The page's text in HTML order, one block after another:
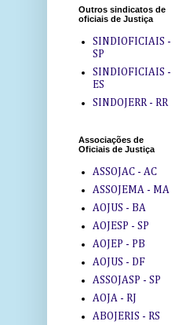
Outros sindicatos de
oficiais de Justiça
SINDIOFICIAIS -
SP
SINDIOFICIAIS -
ES
SINDOJERR - RR
Associações de
Oficiais de Justiça
ASSOJAC - AC
ASSOJEMA - MA
AOJUS - BA
AOJESP - SP
AOJEP - PB
AOJUS - DF
ASSOJASP - SP
AOJA - RJ
ABOJERIS - RS